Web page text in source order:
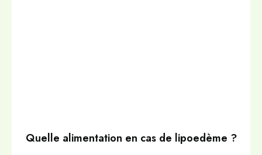
Quelle alimentation en cas de lipoedème ?